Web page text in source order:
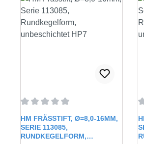
Durchschnittliche Bewertung von 0
HM FRÄSSTIFT, Ø=8,0-16MM,
SERIE 113085,
RUNDKEGELFORM,